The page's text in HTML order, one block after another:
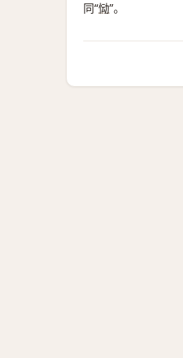
同“恸”。